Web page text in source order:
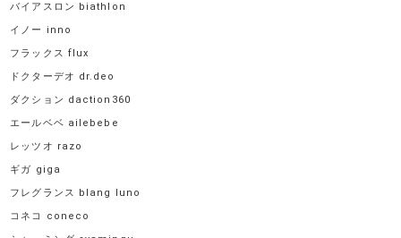
バイアスロン biathlon
イノー inno
フラックス flux
ドクターデオ dr.deo
ダクション daction360
エールベベ ailebebe
レッツオ razo
ギガ giga
フレグランス blang luno
コネコ coneco